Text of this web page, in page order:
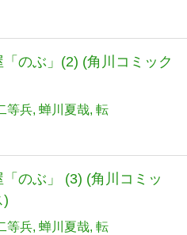
のぶ」(2) (角川コミック
等兵 蝉川夏哉 転
のぶ」 (3) (角川コミッ
)
等兵 蝉川夏哉 転